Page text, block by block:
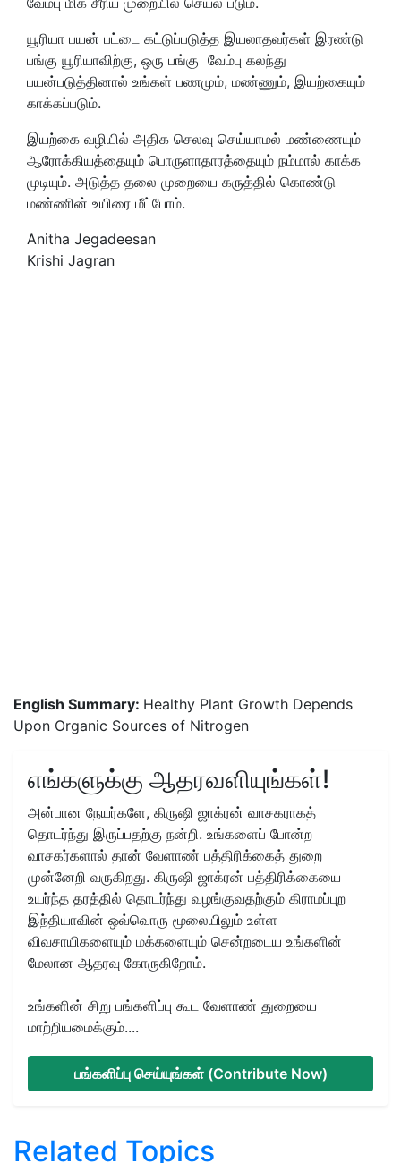
யூரியா பயன் பட்டை கட்டுப்படுத்த இயலாதவர்கள் இரண்டு
பங்கு யூரியாவிற்கு, ஒரு பங்கு வேம்பு கலந்து
பயன்படுத்தினால் உங்கள் பணமும், மண்ணும், இயற்கையும்
காக்கப்படும்.
இயற்கை வழியில் அதிக செலவு செய்யாமல் மண்ணையும்
ஆரோக்கியத்தையும் பொருளாதாரத்தையும் நம்மால் காக்க
முடியும். அடுத்த தலை முறையை கருத்தில் கொண்டு
மண்ணின் உயிரை மீட்போம்.
Anitha Jegadeesan
Krishi Jagran
English Summary: Healthy Plant Growth Depends
Upon Organic Sources of Nitrogen
எங்களுக்கு ஆதரவளியுங்கள்!
அன்பான நேயர்களே, கிருஷி ஜாக்ரன் வாசகராகத்
தொடர்ந்து இருப்பதற்கு நன்றி. உங்களைப் போன்ற
வாசகர்களால் தான் வேளாண் பத்திரிக்கைத் துறை
முன்னேறி வருகிறது. கிருஷி ஜாக்ரன் பத்திரிக்கையை
உயர்ந்த தரத்தில் தொடர்ந்து வழங்குவதற்கும் கிராமப்புற
இந்தியாவின் ஒவ்வொரு மூலையிலும் உள்ள
விவசாயிகளையும் மக்களையும் சென்றடைய உங்களின்
மேலான ஆதரவு கோருகிறோம்.
உங்களின் சிறு பங்களிப்பு கூட வேளாண் துறையை
மாற்றியமைக்கும்....
பங்களிப்பு செய்யுங்கள் (Contribute Now)
Related Topics